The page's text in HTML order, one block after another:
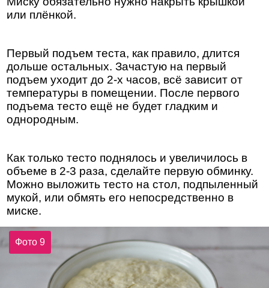
или плёнкой.
Первый подъем теста, как правило, длится
дольше остальных. Зачастую на первый
подъем уходит до 2-х часов, всё зависит от
температуры в помещении. После первого
подъема тесто ещё не будет гладким и
однородным.
Как только тесто поднялось и увеличилось в
объеме в 2-3 раза, сделайте первую обминку.
Можно выложить тесто на стол, подпыленный
мукой, или обмять его непосредственно в
миске.
Фото 9